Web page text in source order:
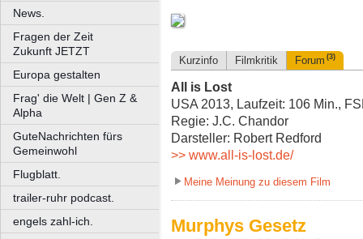
News.
Fragen der Zeit
Zukunft JETZT
Europa gestalten
Frag' die Welt | Gen Z &
Alpha
GuteNachrichten fürs
Gemeinwohl
Flugblatt.
trailer-ruhr podcast.
engels zahl-ich.
Kurzinfo Filmkritik Forum (3)
All is Lost
USA 2013, Laufzeit: 106 Min.,
Regie: J.C. Chandor
Darsteller: Robert Redford
>> www.all-is-lost.de/
Meine Meinung zu diesem Film
Murphys Gesetz